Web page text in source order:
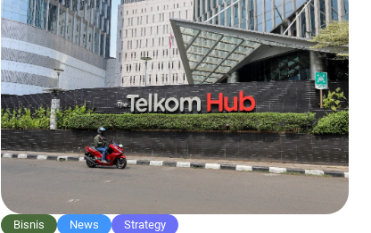
akses nirkabel berkecepatan tinggi (broadband
wireless access) masih memerlukan waktu sebelum
manfaatnya dapat […]
Bisnis News Strategy